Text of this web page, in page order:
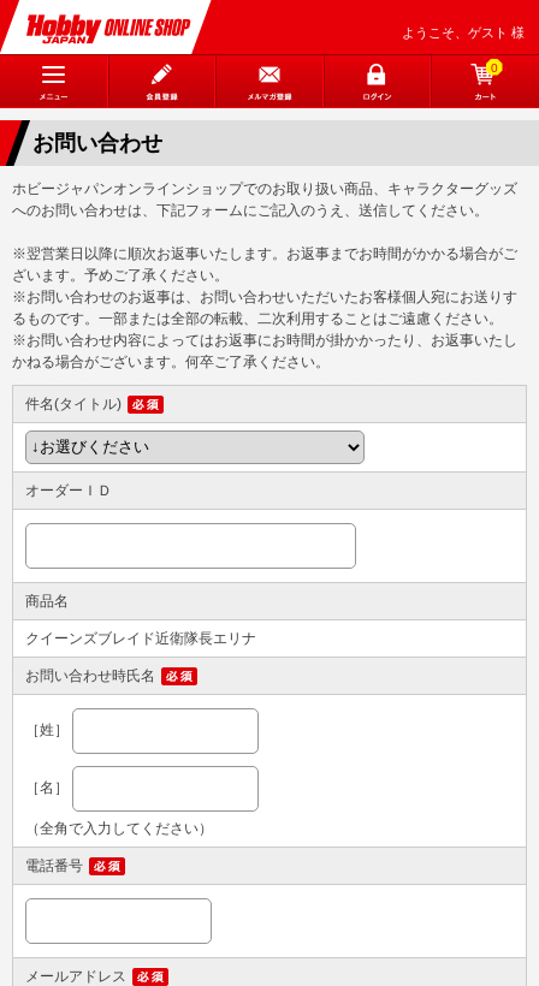
ようこそ、ゲスト 様
0
お問い合わせ
ホビージャパンオンラインショップでのお取り扱い商品、キャラクターグッズ
へのお問い合わせは、下記フォームにご記入のうえ、送信してください。
※翌営業日以降に順次お返事いたします。お返事までお時間がかかる場合がご
ざいます。予めご了承ください。
※お問い合わせのお返事は、お問い合わせいただいたお客様個人宛にお送りす
るものです。一部または全部の転載、二次利用することはご遠慮ください。
※お問い合わせ内容によってはお返事にお時間が掛かかったり、お返事いたし
かねる場合がございます。何卒ご了承ください。
件名(タイトル)
オーダーＩＤ
商品名
クイーンズブレイド近衛隊長エリナ
お問い合わせ時氏名
［姓］
［名］
（全角で入力してください）
電話番号
メールアドレス